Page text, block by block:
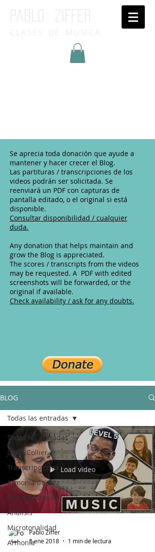
Se aprecia toda donación que ayude a
mantener y hacer crecer el Blog.
Las partituras / transcripciones de los
videos podrán ser solicitada. Se
reenviará un PDF con capturas de
pantalla editado, o el original si está
disponible.​
Consultar disponibilidad / cualquier
duda.
Any donation that helps maintain and
grow the Blog is appreciated.
The scores / transcripts from the videos
may be requested. A PDF with edited
screenshots will be forwarded, or the
original if available.
Check availability / ask for any doubts.
BLOG
Todas las entradas
Jacob Collier
Transcripciones
Armonía de Jazz
Rearmonización
Análisis
Microtonalidad
Armonía
Todas las entradas
Load video
Pablo Ziffer
8 ene 2018
1 min de lectura